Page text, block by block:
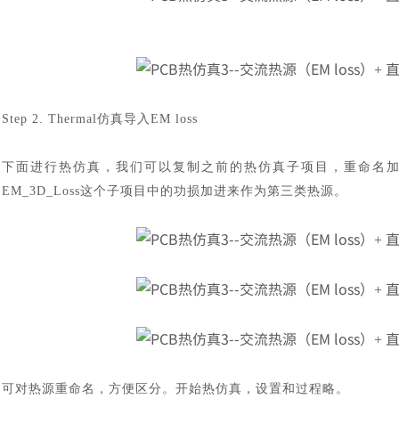
Step 2. Thermal仿真导入EM loss
下面进行热仿真，我们可以复制之前的热仿真子项目，重命名
EM_3D_Loss这个子项目中的功损加进来作为第三类热源。
可对热源重命名，方便区分。开始热仿真，设置和过程略。